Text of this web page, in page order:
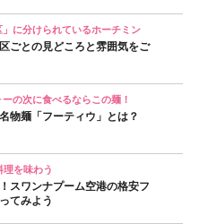
」に分けられているホーチミン
ごとの見どころと雰囲気をご
の次に食べるならこの麺！
物麺「フーティウ」とは？
理を味わう
スワンナプーム空港の格安フ
てみよう